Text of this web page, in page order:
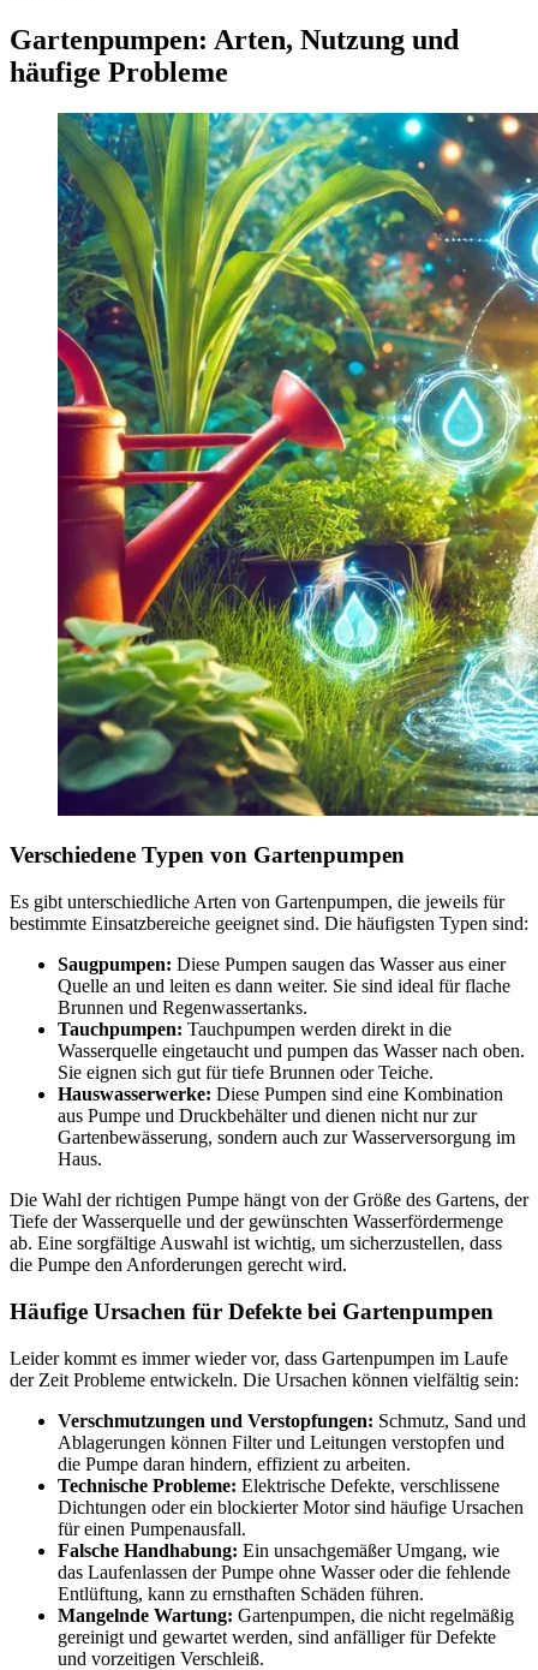
Gartenpumpen: Arten, Nutzung und
häufige Probleme
Verschiedene Typen von Gartenpumpen
Es gibt unterschiedliche Arten von Gartenpumpen, die jeweils für
bestimmte Einsatzbereiche geeignet sind. Die häufigsten Typen sind:
Saugpumpen: Diese Pumpen saugen das Wasser aus einer
Quelle an und leiten es dann weiter. Sie sind ideal für flache
Brunnen und Regenwassertanks.
Tauchpumpen: Tauchpumpen werden direkt in die
Wasserquelle eingetaucht und pumpen das Wasser nach oben.
Sie eignen sich gut für tiefe Brunnen oder Teiche.
Hauswasserwerke: Diese Pumpen sind eine Kombination
aus Pumpe und Druckbehälter und dienen nicht nur zur
Gartenbewässerung, sondern auch zur Wasserversorgung im
Haus.
Die Wahl der richtigen Pumpe hängt von der Größe des Gartens, der
Tiefe der Wasserquelle und der gewünschten Wasserfördermenge
ab. Eine sorgfältige Auswahl ist wichtig, um sicherzustellen, dass
die Pumpe den Anforderungen gerecht wird.
Häufige Ursachen für Defekte bei Gartenpumpen
Leider kommt es immer wieder vor, dass Gartenpumpen im Laufe
der Zeit Probleme entwickeln. Die Ursachen können vielfältig sein:
Verschmutzungen und Verstopfungen: Schmutz, Sand und
Ablagerungen können Filter und Leitungen verstopfen und
die Pumpe daran hindern, effizient zu arbeiten.
Technische Probleme: Elektrische Defekte, verschlissene
Dichtungen oder ein blockierter Motor sind häufige Ursachen
für einen Pumpenausfall.
Falsche Handhabung: Ein unsachgemäßer Umgang, wie
das Laufenlassen der Pumpe ohne Wasser oder die fehlende
Entlüftung, kann zu ernsthaften Schäden führen.
Mangelnde Wartung: Gartenpumpen, die nicht regelmäßig
gereinigt und gewartet werden, sind anfälliger für Defekte
und vorzeitigen Verschleiß.